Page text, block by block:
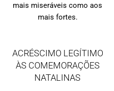
mais miseráveis como aos
mais fortes.
ACRÉSCIMO LEGÍTIMO
ÀS COMEMORAÇÕES
NATALINAS